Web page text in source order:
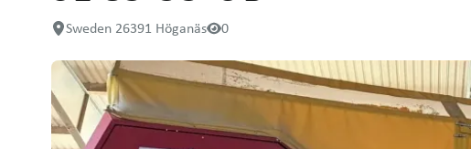
Sweden 26391 Höganäs 0